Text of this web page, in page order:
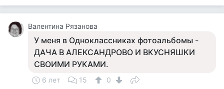
Валентина Рязанова
У меня в Одноклассниках фотоальбомы -
ДАЧА В АЛЕКСАНДРОВО И ВКУСНЯШКИ
СВОИМИ РУКАМИ.
6 лет 15
0